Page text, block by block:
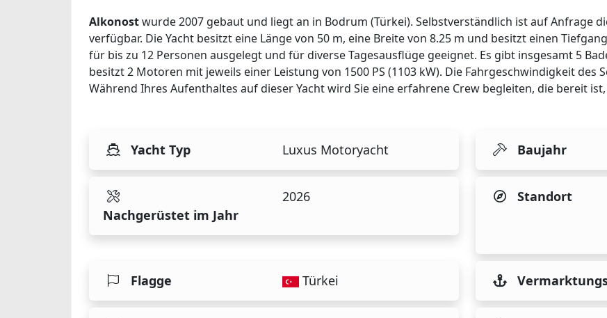
Alkonostwurde 2007 gebaut und liegt an in Bodrum (Türkei). Selbstverständlich ist auf Anfrage
verfügbar. Die Yacht besitzt eine Länge von 50 m, eine Breite von 8.25 m und besitzt einen
für bis zu 12 Personen ausgelegt und für diverse Tagesausflüge geeignet. Es gibt insgesamt 5
besitzt 2 Motoren mit jeweils einer Leistung von 1500 PS (1103 kW). Die Fahrgeschwindigkeit des
Während Ihres Aufenthaltes auf dieser Yacht wird Sie eine erfahrene Crew begleiten, die bereit
Yacht Typ Luxus Motoryacht Baujahr
Nachgerüstet im Jahr
2026 Standort
Flagge Türkei